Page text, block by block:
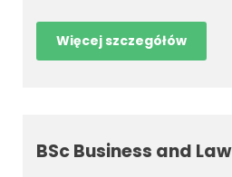
Więcej szczegółów
BSc Business and Law